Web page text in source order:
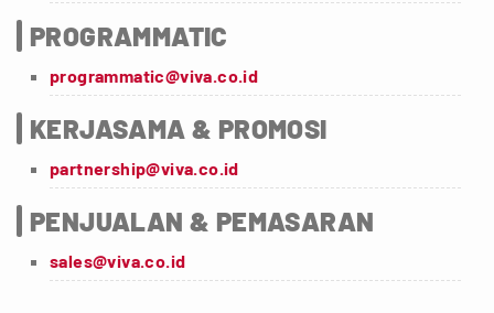
PROGRAMMATIC
programmatic@viva.co.id
KERJASAMA & PROMOSI
partnership@viva.co.id
PENJUALAN & PEMASARAN
sales@viva.co.id